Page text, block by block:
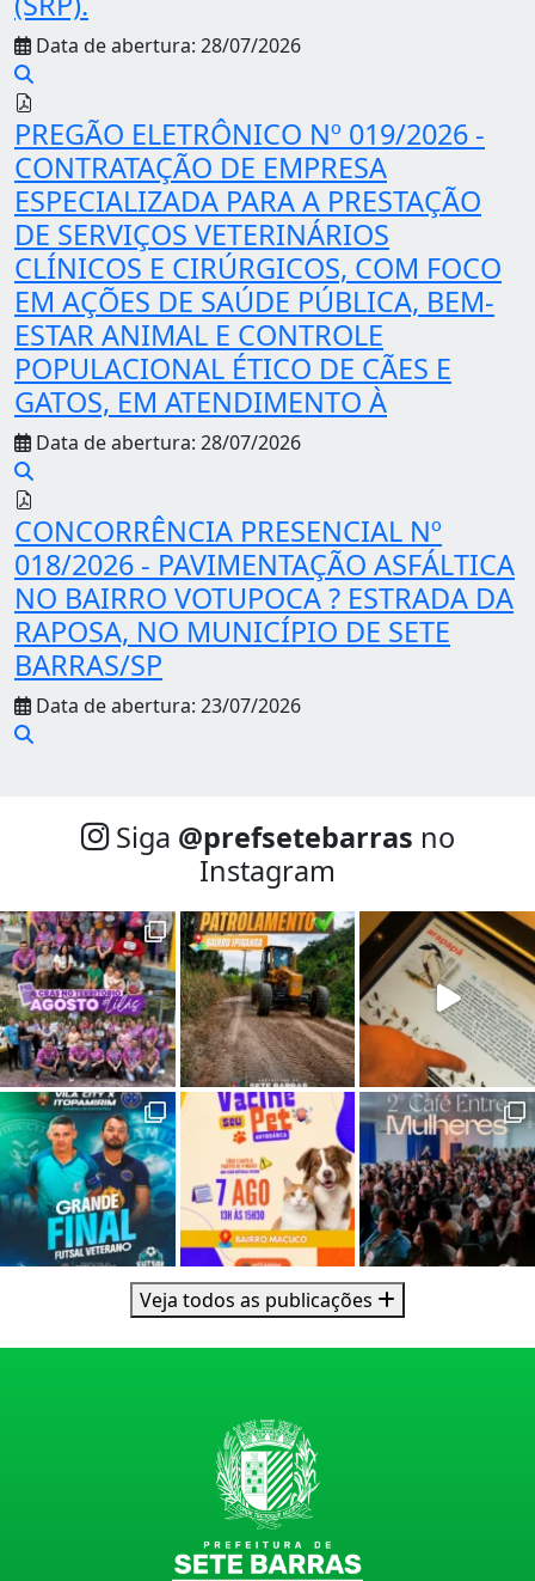
Data de abertura: 28/07/2026
PREGÃO ELETRÔNICO Nº 019/2026 -
CONTRATAÇÃO DE EMPRESA
ESPECIALIZADA PARA A PRESTAÇÃO
DE SERVIÇOS VETERINÁRIOS
CLÍNICOS E CIRÚRGICOS, COM FOCO
EM AÇÕES DE SAÚDE PÚBLICA, BEM-
ESTAR ANIMAL E CONTROLE
POPULACIONAL ÉTICO DE CÃES E
GATOS, EM ATENDIMENTO À
Data de abertura: 28/07/2026
CONCORRÊNCIA PRESENCIAL Nº
018/2026 - PAVIMENTAÇÃO ASFÁLTICA
NO BAIRRO VOTUPOCA ? ESTRADA DA
RAPOSA, NO MUNICÍPIO DE SETE
BARRAS/SP
Data de abertura: 23/07/2026
Siga @‌prefsetebarras no
Instagram
Veja todos as publicações